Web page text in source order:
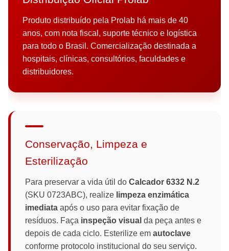
Produto distribuído pela Prolab há mais de 40
anos, com nota fiscal, suporte técnico e logística
para todo o Brasil. Comercialização destinada a
hospitais, clínicas, consultórios, faculdades e
distribuidores.
Conservação, Limpeza e
Esterilização
Para preservar a vida útil do Calcador 6332 N.2
(SKU 0723ABC), realize limpeza enzimática
imediata após o uso para evitar fixação de
resíduos. Faça inspeção visual da peça antes e
depois de cada ciclo. Esterilize em autoclave
conforme protocolo institucional do seu serviço.